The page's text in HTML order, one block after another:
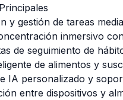
y gestión de tareas
inmersivo
de seguimiento de
de alimentos y
IA personalizado y
entre dispositivos y